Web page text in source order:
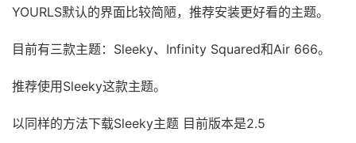
YOURLS默认的界面比较简陋，推荐安装更好看的主题。
目前有三款主题：Sleeky、Infinity Squared和Air 666。
推荐使用Sleeky这款主题。
以同样的方法下载Sleeky主题 目前版本是2.5